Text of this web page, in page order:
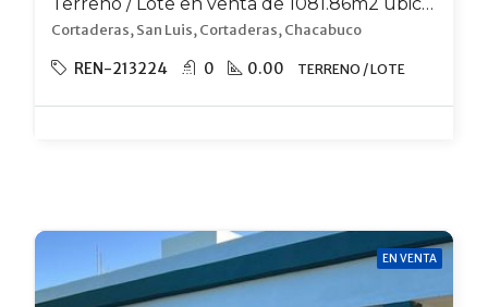
Cortaderas, San Luis, Cortaderas, Chacabuco
REN-213224 0 0.00 TERRENO / LOTE
EN VENTA